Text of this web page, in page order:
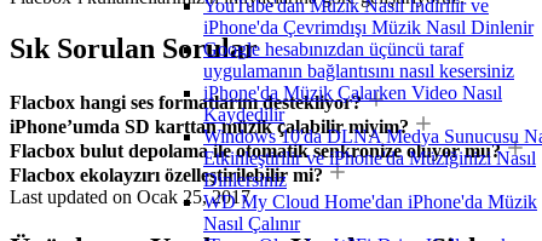
YouTube'dan Müzik Nasıl İndirilir ve
iPhone'da Çevrimdışı Müzik Nasıl Dinlenir
Google hesabınızdan üçüncü taraf
uygulamanın bağlantısını nasıl kesersiniz
iPhone'da Müzik Çalarken Video Nasıl
Kaydedilir
Windows 10'da DLNA Medya Sunucusu
Etkinleştirilir ve iPhone'da Müziğinizi Nasıl
Dinlersiniz
WD My Cloud Home'dan iPhone'da Müzik
Nasıl Çalınır
Sık Sorulan Sorular
Flacbox hangi ses formatlarını destekliyor?
iPhone’umda SD karttan müzik çalabilir miyim?
Flacbox bulut depolama ile otomatik senkronize oluyor mu?
Flacbox ekolayzırı özelleştirilebilir mi?
Last updated on Ocak 25, 2017